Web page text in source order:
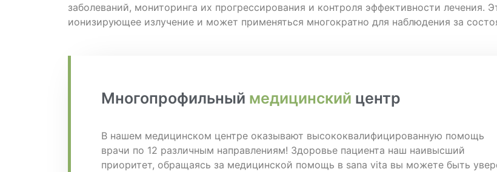
заболеваний, мониторинга их прогрессирования и контроля эффективности лечения.
ионизирующее излучение и может применяться многократно для наблюдения за
Многопрофильный медицинский центр
В нашем медицинском центре оказывают высококвалифицированную помощь
врачи по 12 различным направлениям! Здоровье пациента наш наивысший
приоритет, обращаясь за медицинской помощь в sana vita вы можете быть